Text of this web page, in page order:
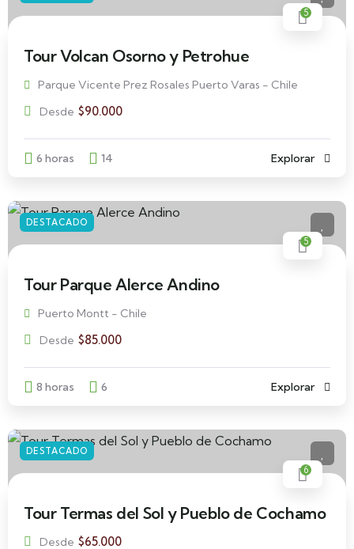
5
Tour Volcan Osorno y Petrohue
Parque Vicente Prez Rosales Puerto Varas - Chile
Desde $90.000
6 horas 14 Explorar
DESTACADO
5
Tour Parque Alerce Andino
Puerto Montt - Chile
Desde $85.000
8 horas 6 Explorar
DESTACADO
6
Tour Termas del Sol y Pueblo de Cochamo
Desde $65.000